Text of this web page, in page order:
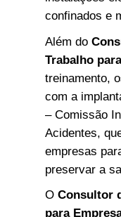
confinados e
Além do
Trabalho
treinamento,
com a
– Comissão
Acidentes,
empresas
preservar a
OConsultor
para